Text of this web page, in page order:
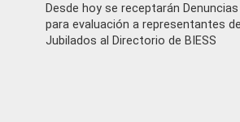
Desde hoy se receptarán
para evaluación a representantes
Jubilados al Directorio de BIESS